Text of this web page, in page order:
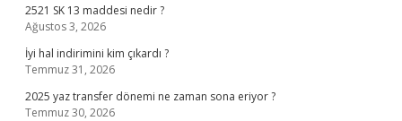
2521 SK 13 maddesi nedir ?
Ağustos 3, 2026
İyi hal indirimini kim çıkardı ?
Temmuz 31, 2026
2025 yaz transfer dönemi ne zaman sona eriyor ?
Temmuz 30, 2026